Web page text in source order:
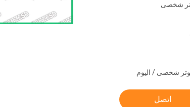
اتصل